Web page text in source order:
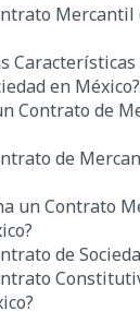
Mercantil
en México?
Contrato de
de
un Contrato
de